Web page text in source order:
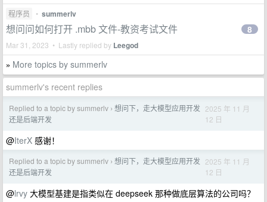
程序员 • summerlv
想问问如何打开 .mbb 文件-教资考试文件
Mar 31, 2023 • Lastly replied by Leegod
8
» More topics by summerlv
summerlv's recent replies
Replied to a topic by summerlv › 想问下，走大模型应用开发
还是后端开发
2025 年 11 月
12 日
@IterX 感谢！
Replied to a topic by summerlv › 想问下，走大模型应用开发
还是后端开发
2025 年 11 月
12 日
@lrvy 大模型基建是指类似在 deepseek 那种做底层算法的公司吗？